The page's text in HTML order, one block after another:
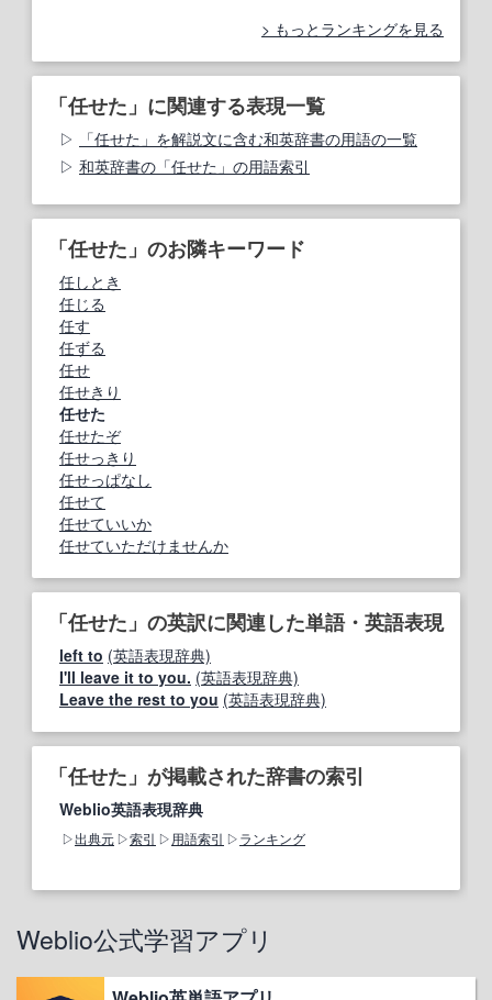
もっとランキングを見る
「任せた」に関連する表現一覧
「任せた」を解説文に含む和英辞書の用語の一覧
和英辞書の「任せた」の用語索引
「任せた」のお隣キーワード
任しとき
任じる
任す
任ずる
任せ
任せきり
任せた
任せたぞ
任せっきり
任せっぱなし
任せて
任せていいか
任せていただけませんか
「任せた」の英訳に関連した単語・英語表現
left to (英語表現辞典)
I'll leave it to you. (英語表現辞典)
Leave the rest to you (英語表現辞典)
「任せた」が掲載された辞書の索引
Weblio英語表現辞典
出典元 索引 用語索引 ランキング
Weblio公式学習アプリ